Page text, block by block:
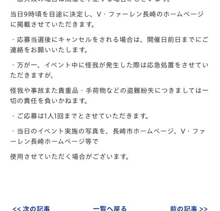
当日9時頃を目途に決定し、V・ファーレン長崎のホームページ
に掲載させていただきます。
・応募当選後にキャンセルをされる場合は、開催日前日までにご
連絡をお願いいたします。
・万が一、イベント中に怪我が発生した際は応急処置をさせてい
ただきますが、
怪我や事故また貴重品・手荷物などの盗難紛失につきましては一
切の責任を負いかねます。
・ご応募は1人1回までとさせていただきます。
・当日のイベント実施の写真を、長崎市ホームページ、V・ファ
ーレン長崎ホームページ等で
使用させていただく場合がございます。
<< 次の記事 一覧へ戻る 前の記事 >>